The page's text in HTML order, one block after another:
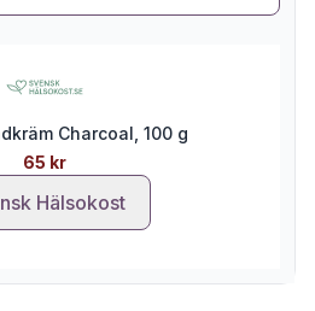
Charcoal, 100 g
65 kr
Hälsokost